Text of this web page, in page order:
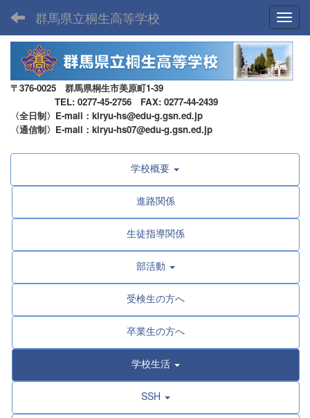
群馬県立桐生高等学校
〒376-0025 群馬県桐生市美原町1-39
TEL: 0277-45-2756 FAX: 0277-44-2439
〈全日制〉E-mail：kiryu-hs@edu-g.gsn.ed.jp
〈通信制〉E-mail：kiryu-hs07@edu-g.gsn.ed.jp
学校概要
進路関係
生徒指導関係
部活動
受検生の方へ
卒業生の方へ
学校生活
SSH